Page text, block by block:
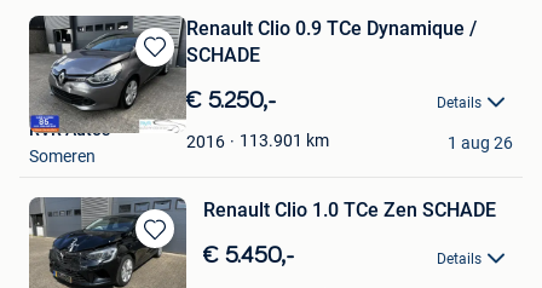
Bewaren
in
Mijn
Favorieten
Renault Clio 0.9 TCe Dynamique /
SCHADE
€ 5.250,- Details
2016 113.901 km
RVR Auto's
Someren
1 aug 26
Bewaren
in
Renault Clio 1.0 TCe Zen SCHADE
€ 5.450,- Details